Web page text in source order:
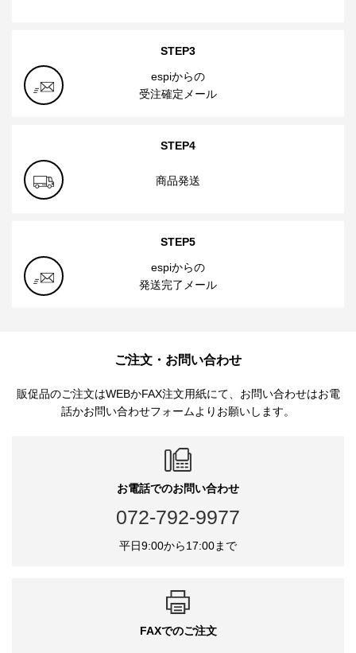
STEP3
espiからの
受注確定メール
STEP4
商品発送
STEP5
espiからの
発送完了メール
ご注文・お問い合わせ
販促品のご注文はWEBかFAX注文用紙にて、お問い合わせはお電
話かお問い合わせフォームよりお願いします。
お電話でのお問い合わせ
072-792-9977
平日9:00から17:00まで
FAXでのご注文